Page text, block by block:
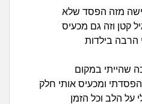
זוגיות
הורות ומשפחה
חיפוש שאלות
מזה הפסד שלא
קטן וזה גם מכעיס
בילדות
שהייתי במקום
ומכעיס אותי חלק
הלב וכל הזמן